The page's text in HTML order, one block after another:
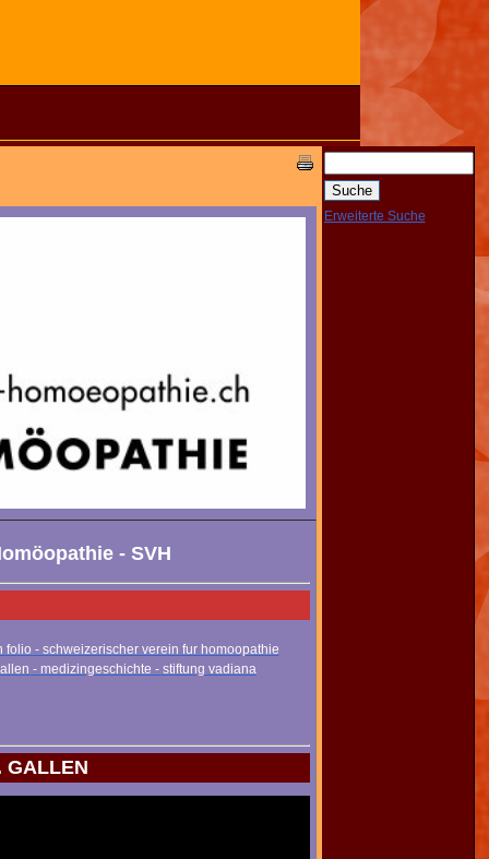
- SVH
- schweizerischer verein fur homoopathie
- medizingeschichte - stiftung vadiana
GALLEN
Erweiterte Suche